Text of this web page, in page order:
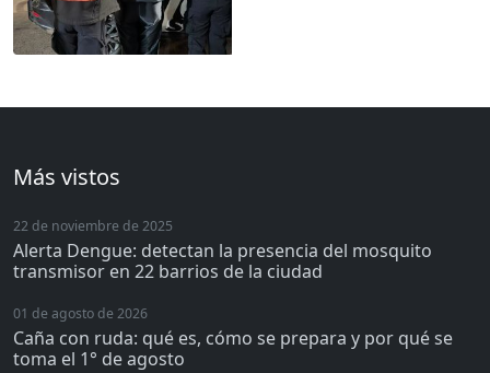
Más vistos
22 de noviembre de 2025
Alerta Dengue: detectan la presencia del mosquito
transmisor en 22 barrios de la ciudad
01 de agosto de 2026
Caña con ruda: qué es, cómo se prepara y por qué se
toma el 1° de agosto